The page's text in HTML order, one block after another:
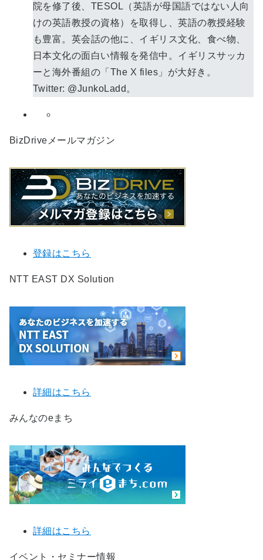
院を修了後、TESOL（英語が母国語ではない人向
けの英語教授の資格）を取得し、英語の教授経験
も豊富。英会話の他に、イギリス文化、食べ物、
日本文化の面白い情報を発信中。イギリスサッカ
ーと海外番組の「The X files」が大好き。
Twitter: @JunkoLadd。
BizDriveメールマガジン
登録はこちら
NTT EAST DX Solution
詳細はこちら
みんなのeまち
詳細はこちら
イベント・セミナー情報